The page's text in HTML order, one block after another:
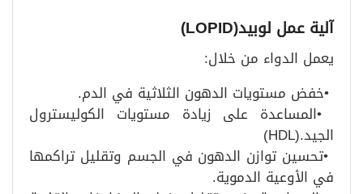
آلية عمل لوبيد(LOPID)
يعمل الدواء من خلال:
•خفض مستويات الدهون الثلاثية في الدم.
•المساعدة على زيادة مستويات الكوليسترول
الجيد(HDL).
•تحسين توازن الدهون في الجسم وتقليل تراكمها
في الأوعية الدموية.